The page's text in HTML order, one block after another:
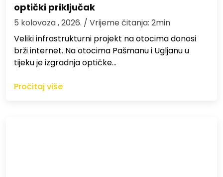
optički priključak
5 kolovoza , 2026. / Vrijeme čitanja: 2min
Veliki infrastrukturni projekt na otocima donosi
brži internet. Na otocima Pašmanu i Ugljanu u
tijeku je izgradnja optičke…
Pročitaj više